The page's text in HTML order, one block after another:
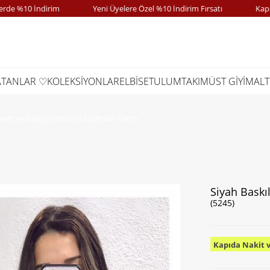
İndirim Yeni Üyelere Özel %10 İndirim Fırsatı Kapıda
♡KOLEKSİYONLARELBİSETULUMTAKIMÜST GİYİM
Siyah
(5245)
Kapıda Nakit